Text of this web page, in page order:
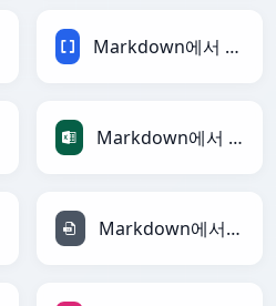
Markdown에서 BBCode로
Markdown에서 Excel로
Markdown에서 INI로